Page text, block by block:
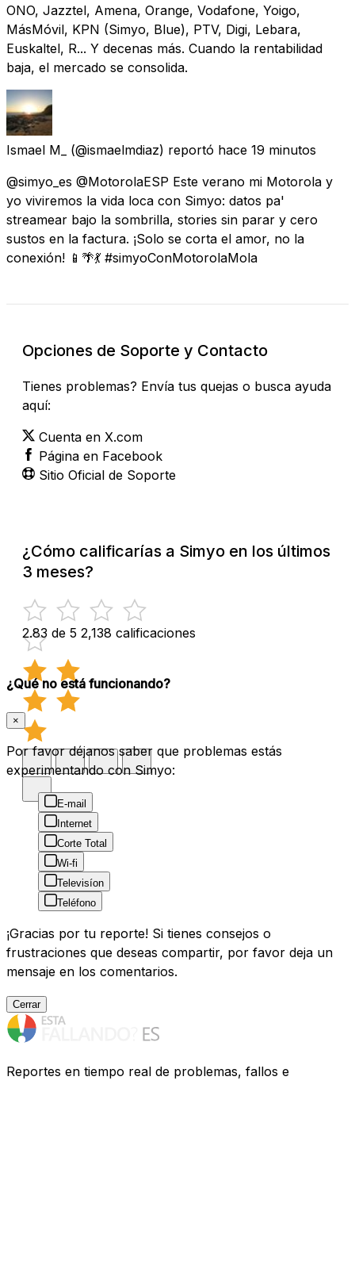
ONO, Jazztel, Amena, Orange, Vodafone, Yoigo,
MásMóvil, KPN (Simyo, Blue), PTV, Digi, Lebara,
Euskaltel, R... Y decenas más. Cuando la rentabilidad
baja, el mercado se consolida.
Ismael M_ (@ismaelmdiaz) reportó hace 19 minutos
@simyo_es @MotorolaESP Este verano mi Motorola y
yo viviremos la vida loca con Simyo: datos pa'
streamear bajo la sombrilla, stories sin parar y cero
sustos en la factura. ¡Solo se corta el amor, no la
conexión! 📱🌴💃 #simyoConMotorolaMola
Opciones de Soporte y Contacto
Tienes problemas? Envía tus quejas o busca ayuda
aquí:
Cuenta en X.com
Página en Facebook
Sitio Oficial de Soporte
¿Cómo calificarías a Simyo en los últimos
3 meses?
2.83 de 5 2,138 calificaciones
¿Qué no está funcionando?
×
Por favor déjanos saber que problemas estás
experimentando con Simyo:
E-mail
Internet
Corte Total
Wi-fi
Televisíon
Teléfono
¡Gracias por tu reporte! Si tienes consejos o
frustraciones que deseas compartir, por favor deja un
mensaje en los comentarios.
Cerrar
Reportes en tiempo real de problemas, fallos e